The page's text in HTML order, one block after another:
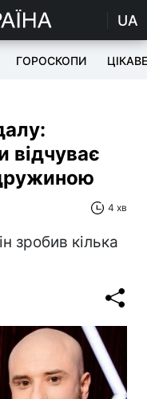
UA
ГОРОСКОПИ ЦІКАВЕ
відчуває
4 хв
зробив кілька